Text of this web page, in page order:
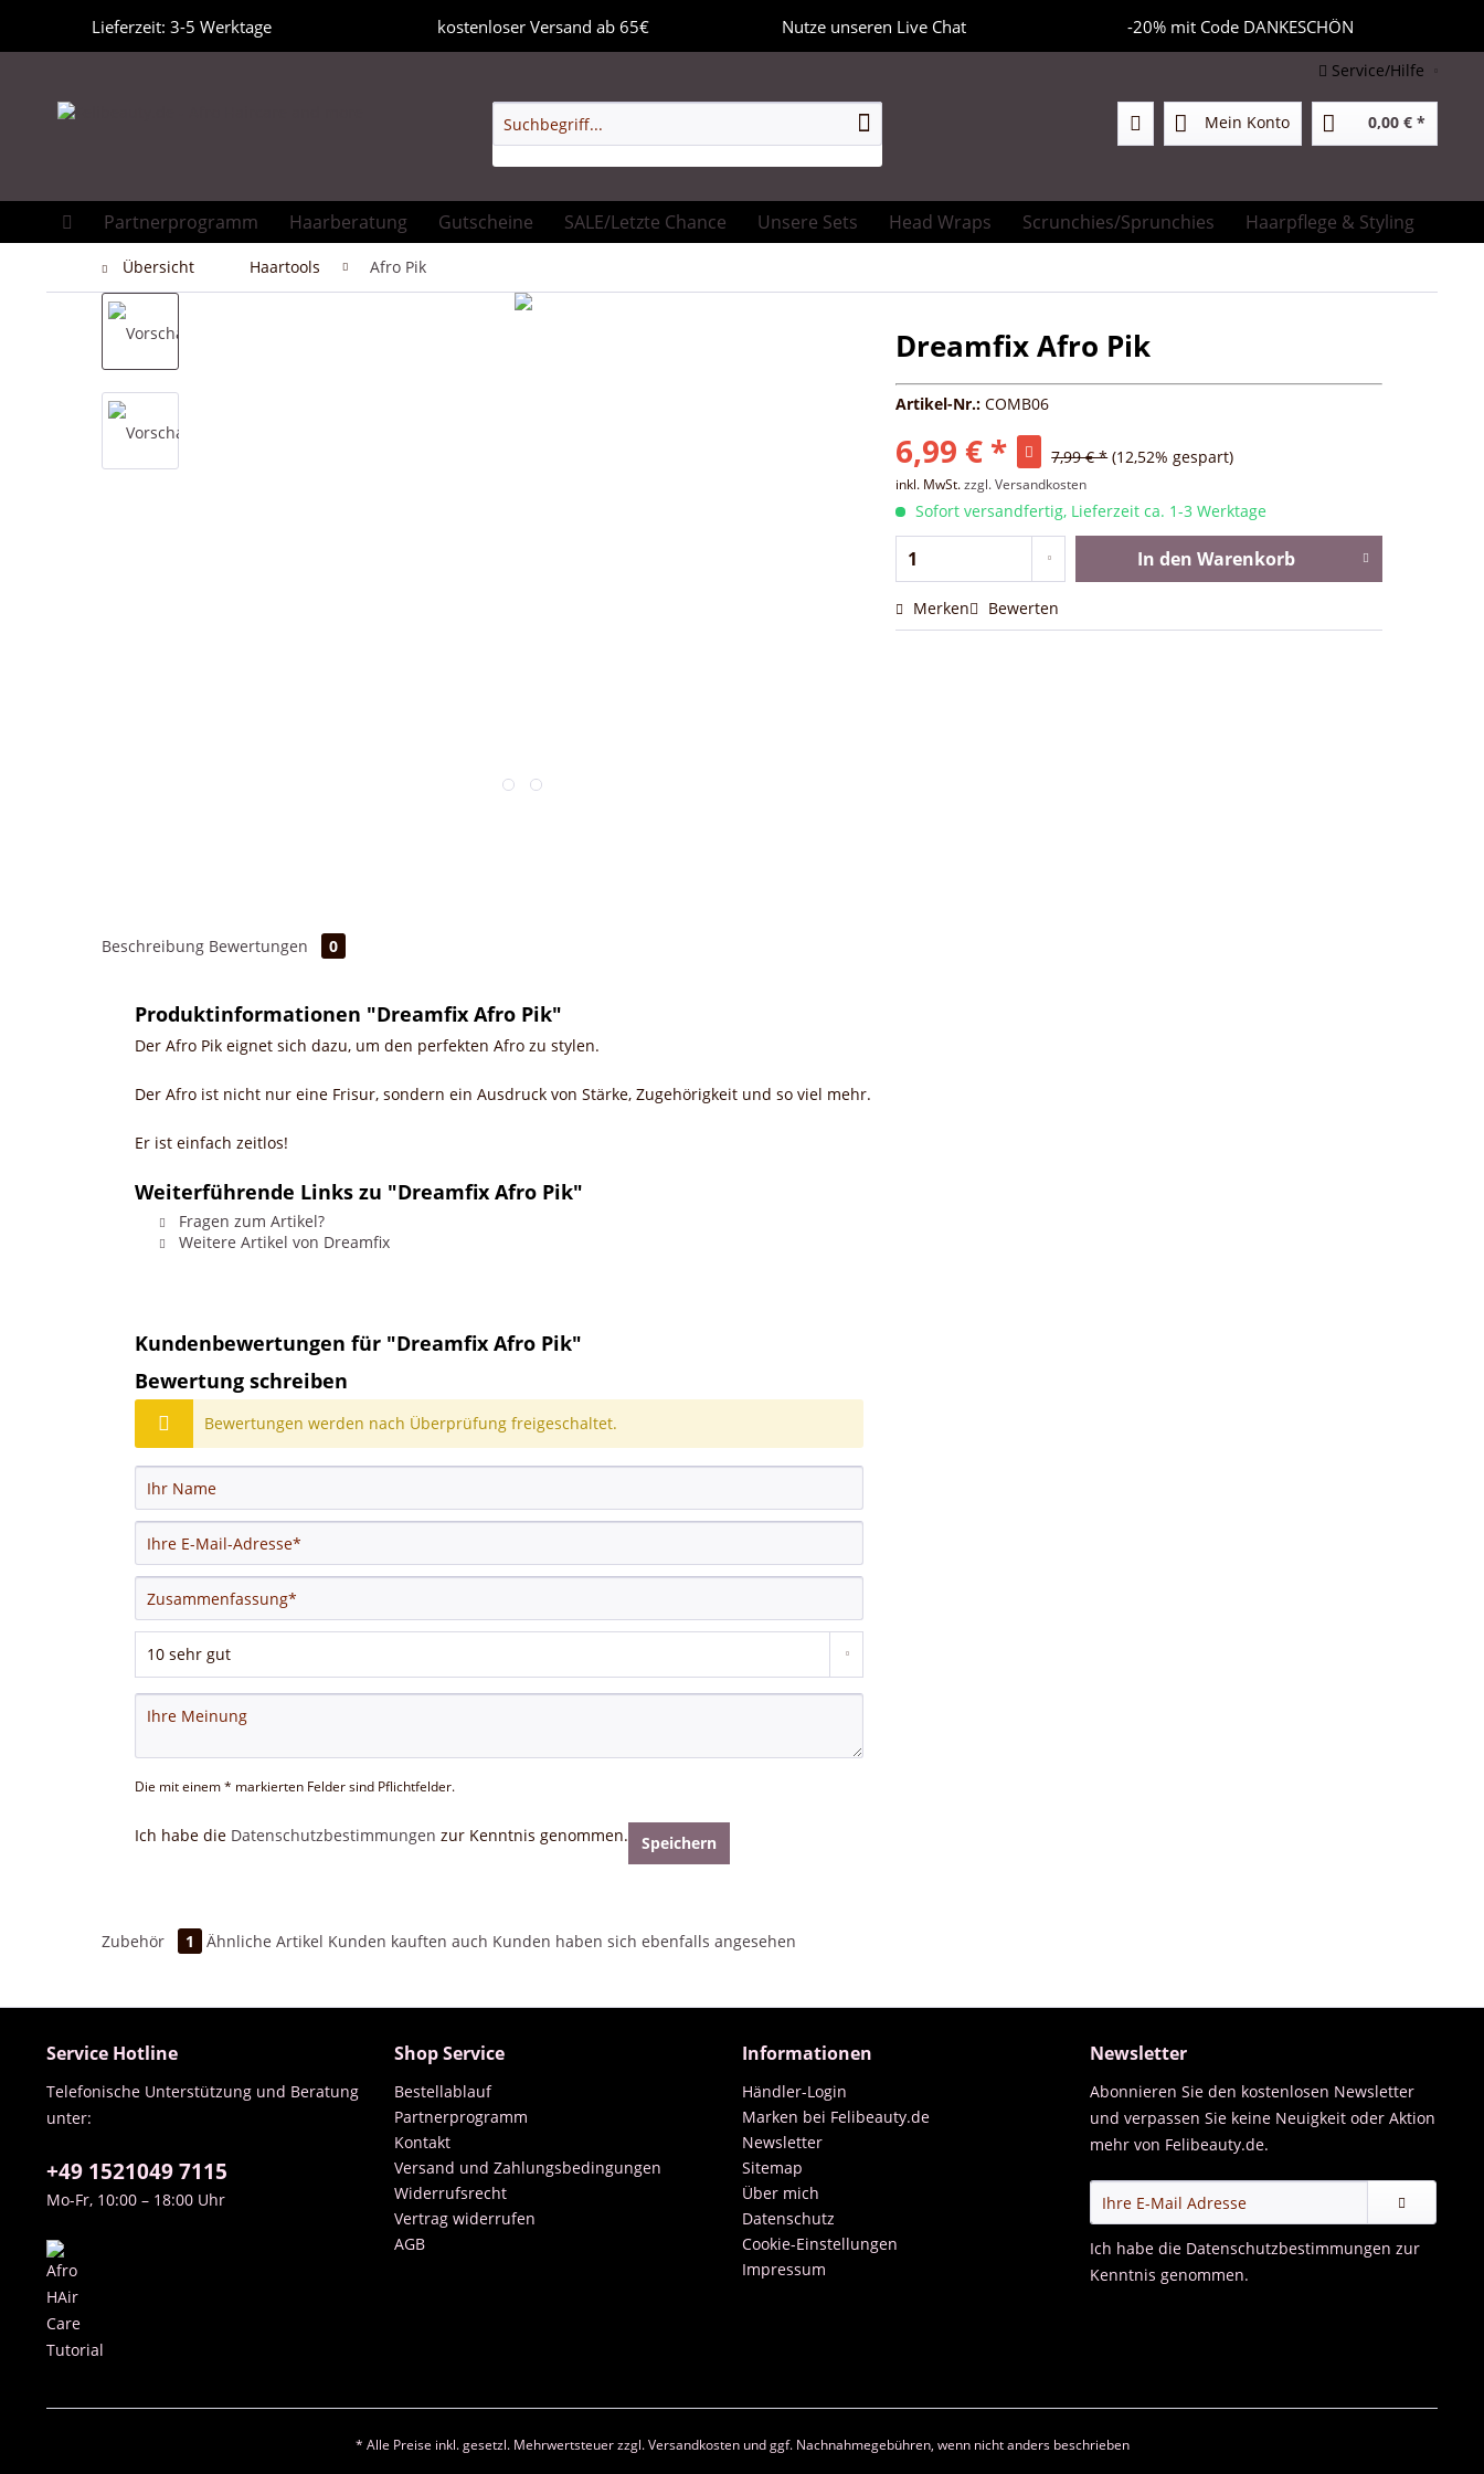
Lieferzeit: 3-5 Werktage kostenloser Versand ab 65€ Nutze unseren Live Chat -20% mit Code DANKESCHÖN
Service/Hilfe
Mein Konto 0,00 € *
Partnerprogramm Haarberatung Gutscheine SALE/Letzte Chance Unsere Sets Head Wraps Scrunchies/Sprunchies Haarpflege & Styling
Übersicht Haartools Afro Pik
Dreamfix Afro Pik
Artikel-Nr.:COMB06
6,99 € * 7,99 € * (12,52% gespart)
inkl. MwSt.zzgl. Versandkosten
Sofort versandfertig, Lieferzeit ca. 1-3 Werktage
In den Warenkorb
Merken Bewerten
Beschreibung Bewertungen 0
Produktinformationen "Dreamfix Afro Pik"
Der Afro Pik eignet sich dazu, um den perfekten Afro zu stylen.
Der Afro ist nicht nur eine Frisur, sondern ein Ausdruck von Stärke, Zugehörigkeit und so viel mehr.
Er ist einfach zeitlos!
Weiterführende Links zu "Dreamfix Afro Pik"
Fragen zum Artikel?
Weitere Artikel von Dreamfix
Kundenbewertungen für "Dreamfix Afro Pik"
Bewertung schreiben
Bewertungen werden nach Überprüfung freigeschaltet.
Die mit einem * markierten Felder sind Pflichtfelder.
Ich habe die Datenschutzbestimmungen zur Kenntnis genommen. Speichern
Zubehör 1 Ähnliche Artikel Kunden kauften auch Kunden haben sich ebenfalls angesehen
Service Hotline
Telefonische Unterstützung und Beratung
unter:
+49 1521049 7115
Mo-Fr, 10:00 – 18:00 Uhr
Shop Service
Bestellablauf
Partnerprogramm
Kontakt
Versand und Zahlungsbedingungen
Widerrufsrecht
Vertrag widerrufen
AGB
Informationen
Händler-Login
Marken bei Felibeauty.de
Newsletter
Sitemap
Über mich
Datenschutz
Cookie-Einstellungen
Impressum
Newsletter
Abonnieren Sie den kostenlosen Newsletter
und verpassen Sie keine Neuigkeit oder Aktion
mehr von Felibeauty.de.
Ich habe die Datenschutzbestimmungen zur
Kenntnis genommen.
* Alle Preise inkl. gesetzl. Mehrwertsteuer zzgl.Versandkostenund ggf. Nachnahmegebühren, wenn nicht anders beschrieben